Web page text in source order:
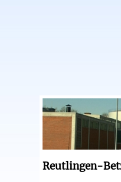
Reutlingen-